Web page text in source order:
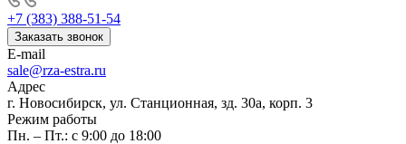
+7 (383) 388-51-54
Заказать звонок
E-mail
sale@rza-estra.ru
Адрес
г. Новосибирск, ул. Станционная, зд. 30а, корп. 3
Режим работы
Пн. – Пт.: с 9:00 до 18:00